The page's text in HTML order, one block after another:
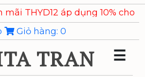
áp dụng 10% cho các sản
Giỏ hàng: 0
TRAN ☰